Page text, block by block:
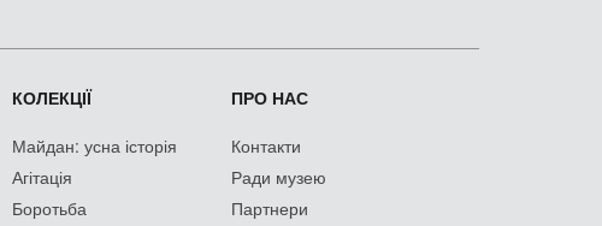
КОЛЕКЦІЇ
Майдан: усна історія
Агітація
Боротьба
ПРО НАС
Контакти
Ради музею
Партнери